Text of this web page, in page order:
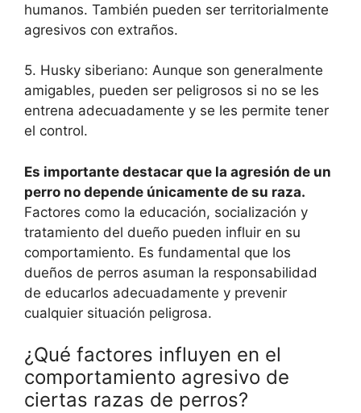
humanos. También pueden ser territorialmente
agresivos con extraños.
5. Husky siberiano: Aunque son generalmente
amigables, pueden ser peligrosos si no se les
entrena adecuadamente y se les permite tener
el control.
Es importante destacar que la agresión de un
perro no depende únicamente de su raza.
Factores como la educación, socialización y
tratamiento del dueño pueden influir en su
comportamiento. Es fundamental que los
dueños de perros asuman la responsabilidad
de educarlos adecuadamente y prevenir
cualquier situación peligrosa.
¿Qué factores influyen en el
comportamiento agresivo de
ciertas razas de perros?